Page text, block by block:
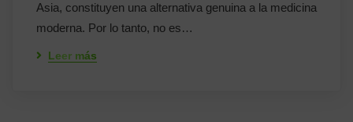
Asia, constituyen una alternativa genuina a la medicina
moderna. Por lo tanto, no es…
Leer más